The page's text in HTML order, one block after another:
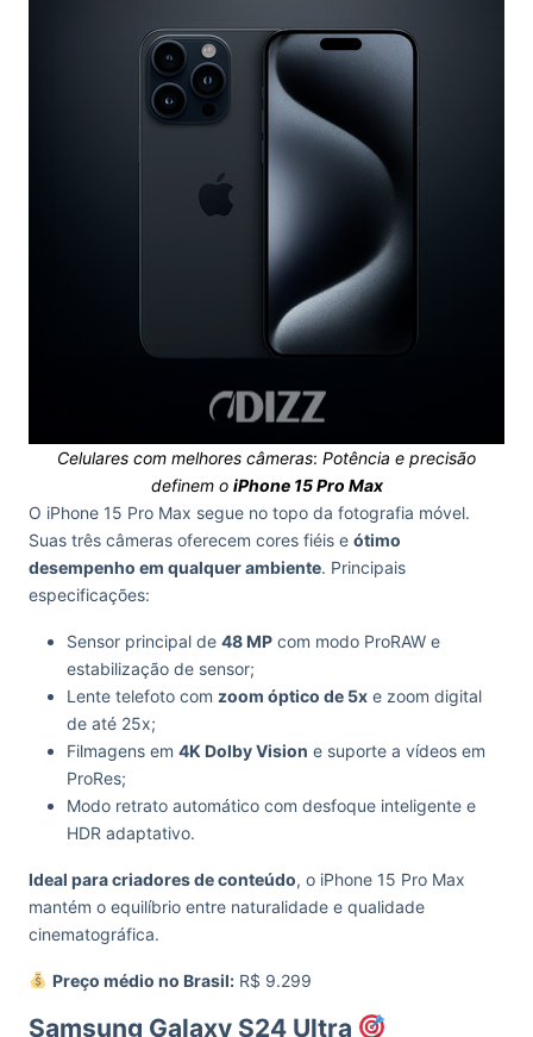
Celulares com melhores câmeras: Potência e precisão
definem o iPhone 15 Pro Max
O iPhone 15 Pro Max segue no topo da fotografia móvel.
Suas três câmeras oferecem cores fiéis e ótimo
desempenho em qualquer ambiente. Principais
especificações:
Sensor principal de 48 MP com modo ProRAW e
estabilização de sensor;
Lente telefoto com zoom óptico de 5x e zoom digital
de até 25x;
Filmagens em 4K Dolby Vision e suporte a vídeos em
ProRes;
Modo retrato automático com desfoque inteligente e
HDR adaptativo.
Ideal para criadores de conteúdo, o iPhone 15 Pro Max
mantém o equilíbrio entre naturalidade e qualidade
cinematográfica.
Preço médio no Brasil:R$ 9.299
Samsung Galaxy S24 Ultra